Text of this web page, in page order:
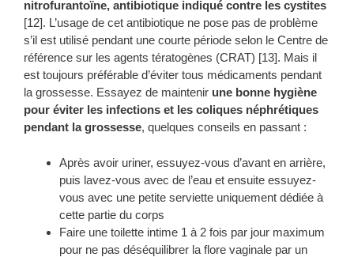
nitrofurantoïne, antibiotique indiqué contre les cystites
[12]. L’usage de cet antibiotique ne pose pas de problème
s’il est utilisé pendant une courte période selon le Centre de
référence sur les agents tératogènes (CRAT) [13]. Mais il
est toujours préférable d’éviter tous médicaments pendant
la grossesse. Essayez de maintenir une bonne hygiène
pour éviter les infections et les coliques néphrétiques
pendant la grossesse, quelques conseils en passant :
Après avoir uriner, essuyez-vous d’avant en arrière,
puis lavez-vous avec de l’eau et ensuite essuyez-
vous avec une petite serviette uniquement dédiée à
cette partie du corps
Faire une toilette intime 1 à 2 fois par jour maximum
pour ne pas déséquilibrer la flore vaginale par un